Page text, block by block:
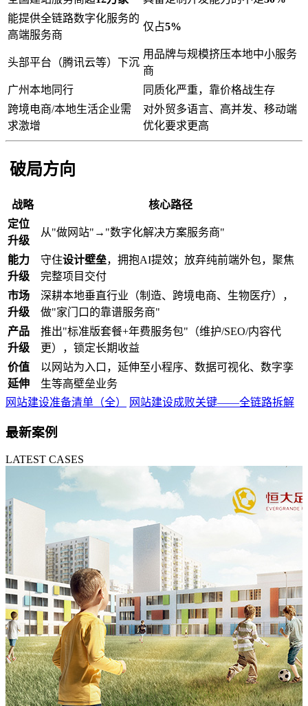
能提供全链路数字化服务的
高端服务商
仅占5%
头部平台（腾讯云等）下沉
用品牌与规模挤压本地中小服务
商
广州本地同行
同质化严重，靠价格战生存
跨境电商/本地生活企业需
求激增
对外贸多语言、高并发、移动端
优化要求更高
破局方向
战略
核心路径
定位
升级
从"做网站"→"数字化解决方案服务商"
能力
升级
守住设计壁垒，拥抱AI提效；放弃纯前端外包，聚焦
完整项目交付
市场
升级
深耕本地垂直行业（制造、跨境电商、生物医疗），
做"家门口的靠谱服务商"
产品
升级
推出"标准版套餐+年费服务包"（维护/SEO/内容代
更），锁定长期收益
价值
延伸
以网站为入口，延伸至小程序、数据可视化、数字孪
生等高壁垒业务
网站建设准备清单（全）
网站建设成败关键——全链路拆解
最新案例
LATEST CASES